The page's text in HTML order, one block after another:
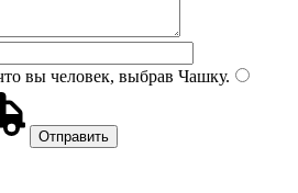
вы человек, выбрав Чашку.